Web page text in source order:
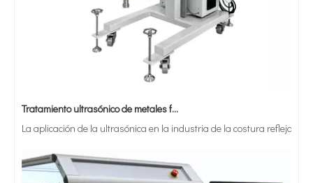
La aplicación de la ultrasónica en la industria de la costura refleja